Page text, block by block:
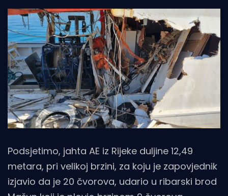
Podsjetimo, jahta AE iz Rijeke duljine 12,49
metara, pri velikoj brzini, za koju je zapovjednik
izjavio da je 20 čvorova, udario u ribarski brod